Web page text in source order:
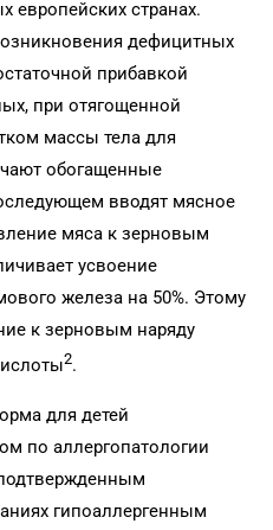
европейских странах.
дефицитных
прибавкой
при отягощенной
массы тела для
обогащенные
вводят мясное
мяса к зерновым
усвоение
железа на 50%. Этому
к зерновым наряду
2.
для детей
по аллергопатологии
гипоаллергенным